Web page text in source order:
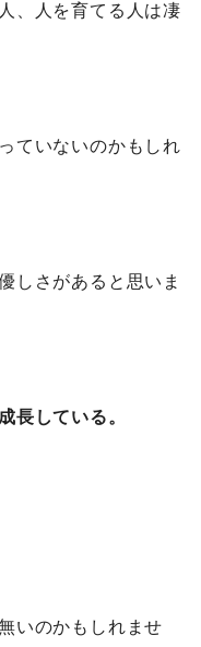
、人を育てる人は凄
ていないのかもしれ
しさがあると思いま
長している。
いのかもしれませ